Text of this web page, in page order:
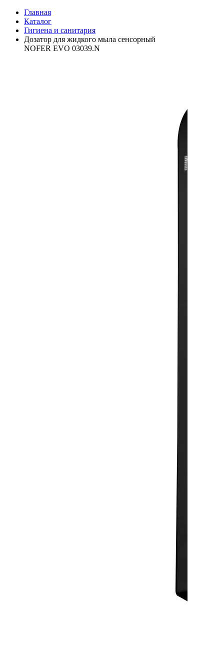
Главная
Каталог
Гигиена и санитария
Дозатор для жидкого мыла сенсорный
NOFER EVO 03039.N